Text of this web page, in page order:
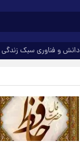
دانش و فناوری سبک زندگی